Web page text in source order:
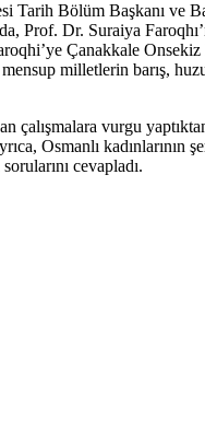
Tarih Bölüm Başkanı ve
Prof. Dr. Suraiya
Çanakkale
milletlerin barış,
çalışmalara vurgu
Osmanlı kadınlarının
cevapladı.